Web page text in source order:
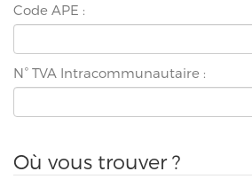
Code APE :
N° TVA Intracommunautaire :
Où vous trouver ?